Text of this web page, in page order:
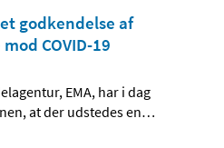
godkendelse af
COVID-19
EMA, har i dag
at der udstedes en…